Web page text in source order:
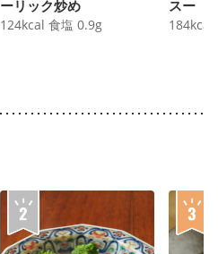
ーリック炒め
124kcal 食塩 0.9g
スー
184kcal